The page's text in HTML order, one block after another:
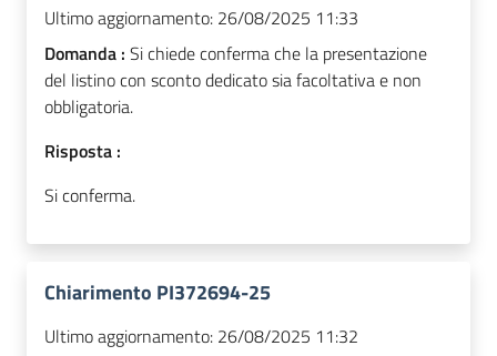
Ultimo aggiornamento: 26/08/2025 11:33
Domanda : Si chiede conferma che la presentazione
del listino con sconto dedicato sia facoltativa e non
obbligatoria.
Risposta :
Si conferma.
Chiarimento PI372694-25
Ultimo aggiornamento: 26/08/2025 11:32